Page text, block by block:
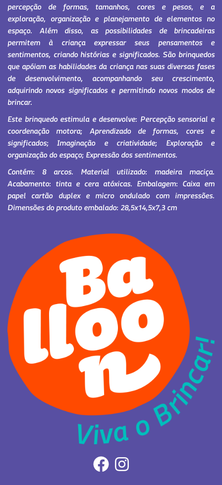
percepção de formas, tamanhos, cores e pesos, e a
exploração, organização e planejamento de elementos no
espaço. Além disso, as possibilidades de brincadeiras
permitem à criança expressar seus pensamentos e
sentimentos, criando histórias e significados. São brinquedos
que apóiam as habilidades da criança nas suas diversas fases
de desenvolvimento, acompanhando seu crescimento,
adquirindo novos significados e permitindo novos modos de
brincar.
Este brinquedo estimula e desenvolve: Percepção sensorial e
coordenação motora; Aprendizado de formas, cores e
significados; Imaginação e criatividade; Exploração e
organização do espaço; Expressão dos sentimentos.
Contém: 8 arcos. Material utilizado: madeira maciça.
Acabamento: tinta e cera atóxicas. Embalagem: Caixa em
papel cartão duplex e micro ondulado com impressões.
Dimensões do produto embalado: 28,5x14,5x7,3 cm